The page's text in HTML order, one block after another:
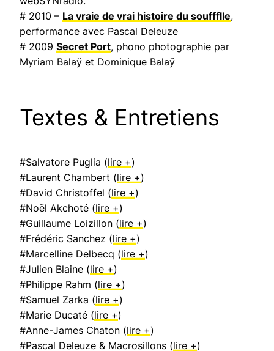
# 2010 – La vraie de vrai histoire du souffflle,
performance avec Pascal Deleuze
# 2009 Secret Port, phono photographie par
Myriam Balaÿ et Dominique Balaÿ
Textes & Entretiens
#Salvatore Puglia (lire +)
#Laurent Chambert (lire +)
#David Christoffel (lire +)
#Noël Akchoté (lire +)
#Guillaume Loizillon (lire +)
#Frédéric Sanchez (lire +)
#Marcelline Delbecq (lire +)
#Julien Blaine (lire +)
#Philippe Rahm (lire +)
#Samuel Zarka (lire +)
#Marie Ducaté (lire +)
#Anne-James Chaton (lire +)
#Pascal Deleuze & Macrosillons (lire +)